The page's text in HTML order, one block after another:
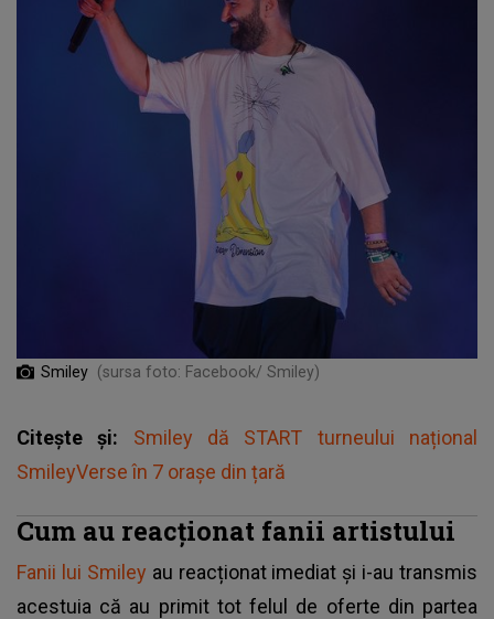
Smiley (sursa foto: Facebook/ Smiley)
Citește și: Smiley dă START turneului național
SmileyVerse în 7 orașe din țară
Cum au reacționat fanii artistului
Fanii lui Smiley au reacționat imediat și i-au transmis
acestuia că au primit tot felul de oferte din partea